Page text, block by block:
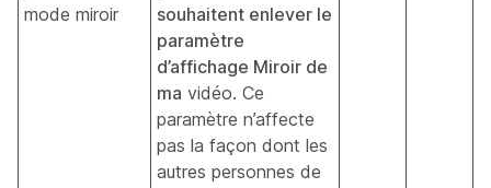
mode miroir
souhaitent enlever le
paramètre
d’affichage Miroir de
ma vidéo. Ce
paramètre n’affecte
pas la façon dont les
autres personnes de